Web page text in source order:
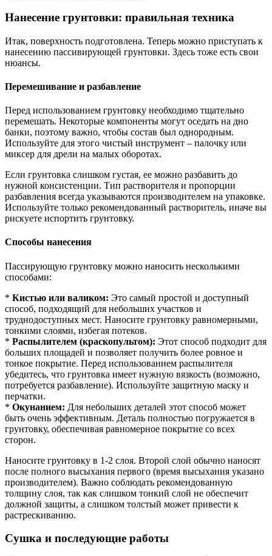
Нанесение грунтовки: правильная техника
Итак, поверхность подготовлена. Теперь можно приступать к
нанесению пассивирующей грунтовки. Здесь тоже есть свои
нюансы.
Перемешивание и разбавление
Перед использованием грунтовку необходимо тщательно
перемешать. Некоторые компоненты могут оседать на дно
банки, поэтому важно, чтобы состав был однородным.
Используйте для этого чистый инструмент – палочку или
миксер для дрели на малых оборотах.
Если грунтовка слишком густая, ее можно разбавить до
нужной консистенции. Тип растворителя и пропорции
разбавления всегда указываются производителем на упаковке.
Используйте только рекомендованный растворитель, иначе вы
рискуете испортить грунтовку.
Способы нанесения
Пассирующую грунтовку можно наносить несколькими
способами:
* Кистью или валиком: Это самый простой и доступный
способ, подходящий для небольших участков и
труднодоступных мест. Наносите грунтовку равномерными,
тонкими слоями, избегая потеков.
* Распылителем (краскопультом): Этот способ подходит для
больших площадей и позволяет получить более ровное и
тонкое покрытие. Перед использованием распылителя
убедитесь, что грунтовка имеет нужную вязкость (возможно,
потребуется разбавление). Используйте защитную маску и
перчатки.
* Окунанием: Для небольших деталей этот способ может
быть очень эффективным. Деталь полностью погружается в
грунтовку, обеспечивая равномерное покрытие со всех
сторон.
Наносите грунтовку в 1-2 слоя. Второй слой обычно наносят
после полного высыхания первого (время высыхания указано
производителем). Важно соблюдать рекомендованную
толщину слоя, так как слишком тонкий слой не обеспечит
должной защиты, а слишком толстый может привести к
растрескиванию.
Сушка и последующие работы